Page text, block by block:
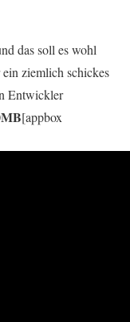
das soll es wohl
ziemlich schickes
Entwickler
[appbox